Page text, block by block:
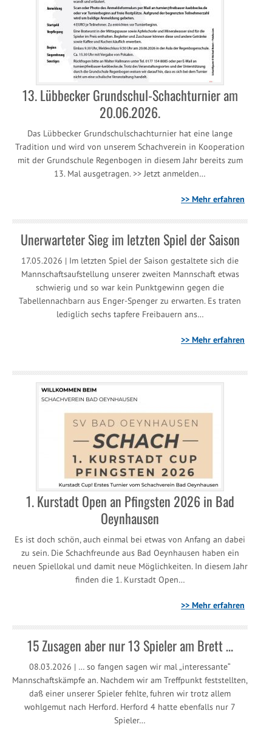
13. Lübbecker Grundschul-Schachturnier am
20.06.2026.
Das Lübbecker Grundschulschachturnier hat eine lange
Tradition und wird von unserem Schachverein in Kooperation
mit der Grundschule Regenbogen in diesem Jahr bereits zum
13. Mal ausgetragen. >> Jetzt anmelden…
>> Mehr erfahren
Unerwarteter Sieg im letzten Spiel der Saison
17.05.2026 | Im letzten Spiel der Saison gestaltete sich die
Mannschaftsaufstellung unserer zweiten Mannschaft etwas
schwierig und so war kein Punktgewinn gegen die
Tabellennachbarn aus Enger-Spenger zu erwarten. Es traten
lediglich sechs tapfere Freibauern ans…
>> Mehr erfahren
1. Kurstadt Open an Pfingsten 2026 in Bad
Oeynhausen
Es ist doch schön, auch einmal bei etwas von Anfang an dabei
zu sein. Die Schachfreunde aus Bad Oeynhausen haben ein
neuen Spiellokal und damit neue Möglichkeiten. In diesem Jahr
finden die 1. Kurstadt Open…
>> Mehr erfahren
15 Zusagen aber nur 13 Spieler am Brett …
08.03.2026 | … so fangen sagen wir mal „interessante“
Mannschaftskämpfe an. Nachdem wir am Treffpunkt feststellten,
daß einer unserer Spieler fehlte, fuhren wir trotz allem
wohlgemut nach Herford. Herford 4 hatte ebenfalls nur 7
Spieler…